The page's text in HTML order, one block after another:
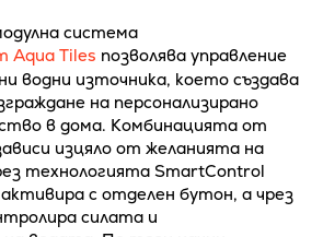
система
Aqua Tiles позволява управление
водни източника, което създава
на персонализирано
в дома. Комбинацията от
изцяло от желанията на
технологията SmartControl
активира с отделен бутон, а чрез
силата и